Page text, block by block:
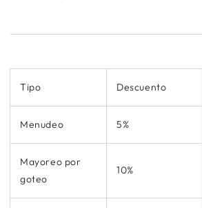
Tipo Descuento
Menudeo 5%
Mayoreo por
goteo
10%